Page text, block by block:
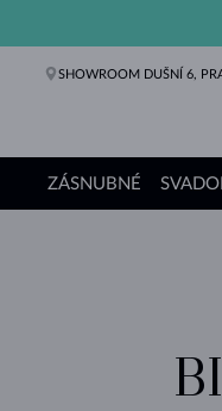
SHOWROOM DUŠNÍ 6,
ZÁSNUBNÉ